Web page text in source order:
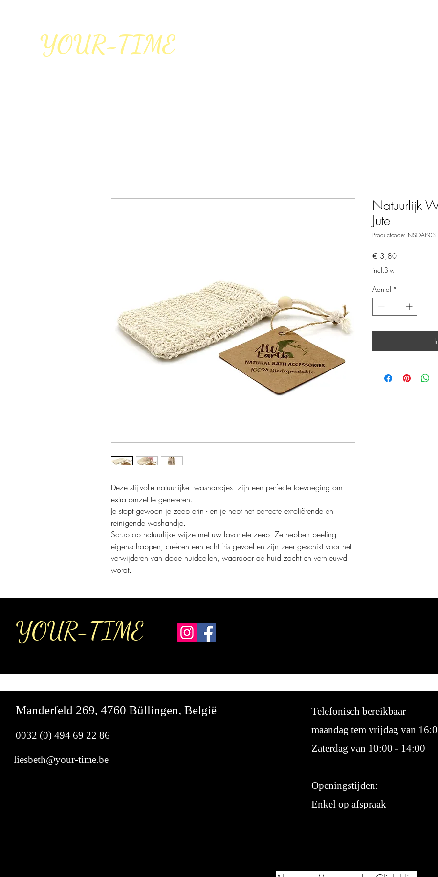
YOUR-TIME
Deze stijlvolle natuurlijke washandjes zijn een perfecte toevoeging om
extra omzet te genereren.
Je stopt gewoon je zeep erin - en je hebt het perfecte exfoliërende en
reinigende washandje.
Scrub op natuurlijke wijze met uw favoriete zeep. Ze hebben peeling-
eigenschappen, creëren een echt fris gevoel en zijn zeer geschikt voor het
verwijderen van dode huidcellen, waardoor de huid zacht en vernieuwd
wordt.
Natuurlijk
Jute
Productcode: NSOAP-03
€ 3,80Prijs
incl.Btw
Aantal *
YOUR-TIME
Manderfeld 269, 4760 Büllingen, België
0032 (0) 494 69 22 86
liesbeth@your-time.be
Telefonisch bereikbaar
maandag tem vrijdag van
Zaterdag van 10:00 - 14:00
Openingstijden:
Enkel op afspraak